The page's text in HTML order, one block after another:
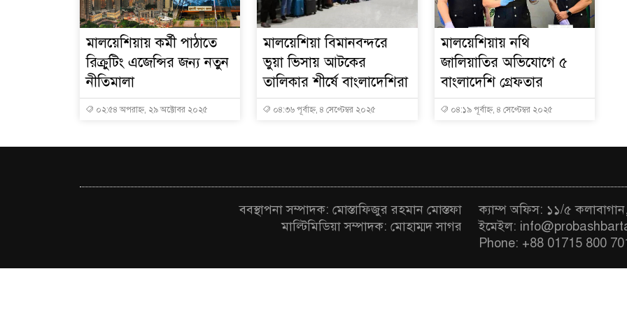
মালয়েশিয়ায় কর্মী পাঠাতে
রিক্রুটিং এজেন্সির জন্য নতুন
নীতিমালা
০২:৫৪ অপরাহ্ন, ২৯ অক্টোবর ২০২৫
মালয়েশিয়া বিমানবন্দরে
ভুয়া ভিসায় আটকের
তালিকার শীর্ষে বাংলাদেশিরা
০৪:৩৬ পূর্বাহ্ন, ৪ সেপ্টেম্বর ২০২৫
মালয়েশিয়ায় নথি
জালিয়াতির অভিযোগে ৫
বাংলাদেশি গ্রেফতার
০৪:১৯ পূর্বাহ্ন, ৪ সেপ্টেম্বর ২০২৫
ববস্থাপনা সম্পাদক: মোস্তাফিজুর রহমান মোস্তফা
মাল্টিমিডিয়া সম্পাদক: মোহাম্মদ সাগর
ক্যাম্প অফিস: ১১/৫
ইমেইল:
Phone: +88 01715 800